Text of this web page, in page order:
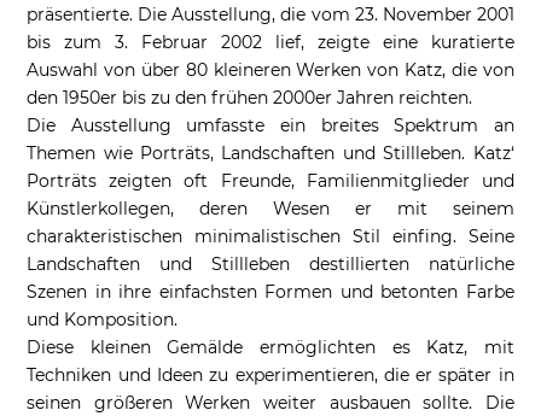
präsentierte. Die Ausstellung, die vom 23. November 2001
bis zum 3. Februar 2002 lief, zeigte eine kuratierte
Auswahl von über 80 kleineren Werken von Katz, die von
den 1950er bis zu den frühen 2000er Jahren reichten.
Die Ausstellung umfasste ein breites Spektrum an
Themen wie Porträts, Landschaften und Stillleben. Katz‘
Porträts zeigten oft Freunde, Familienmitglieder und
Künstlerkollegen, deren Wesen er mit seinem
charakteristischen minimalistischen Stil einfing. Seine
Landschaften und Stillleben destillierten natürliche
Szenen in ihre einfachsten Formen und betonten Farbe
und Komposition.
Diese kleinen Gemälde ermöglichten es Katz, mit
Techniken und Ideen zu experimentieren, die er später in
seinen größeren Werken weiter ausbauen sollte. Die